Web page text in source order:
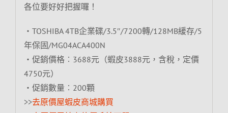
各位要好好把握囉！
‧TOSHIBA 4TB企業碟/3.5″/7200轉/128MB緩存/5
年保固/MG04ACA400N
‧促銷價格︰3688元（蝦皮3888元，含稅，定價
4750元）
‧促銷數量︰200顆
>>去原價屋蝦皮商城購買